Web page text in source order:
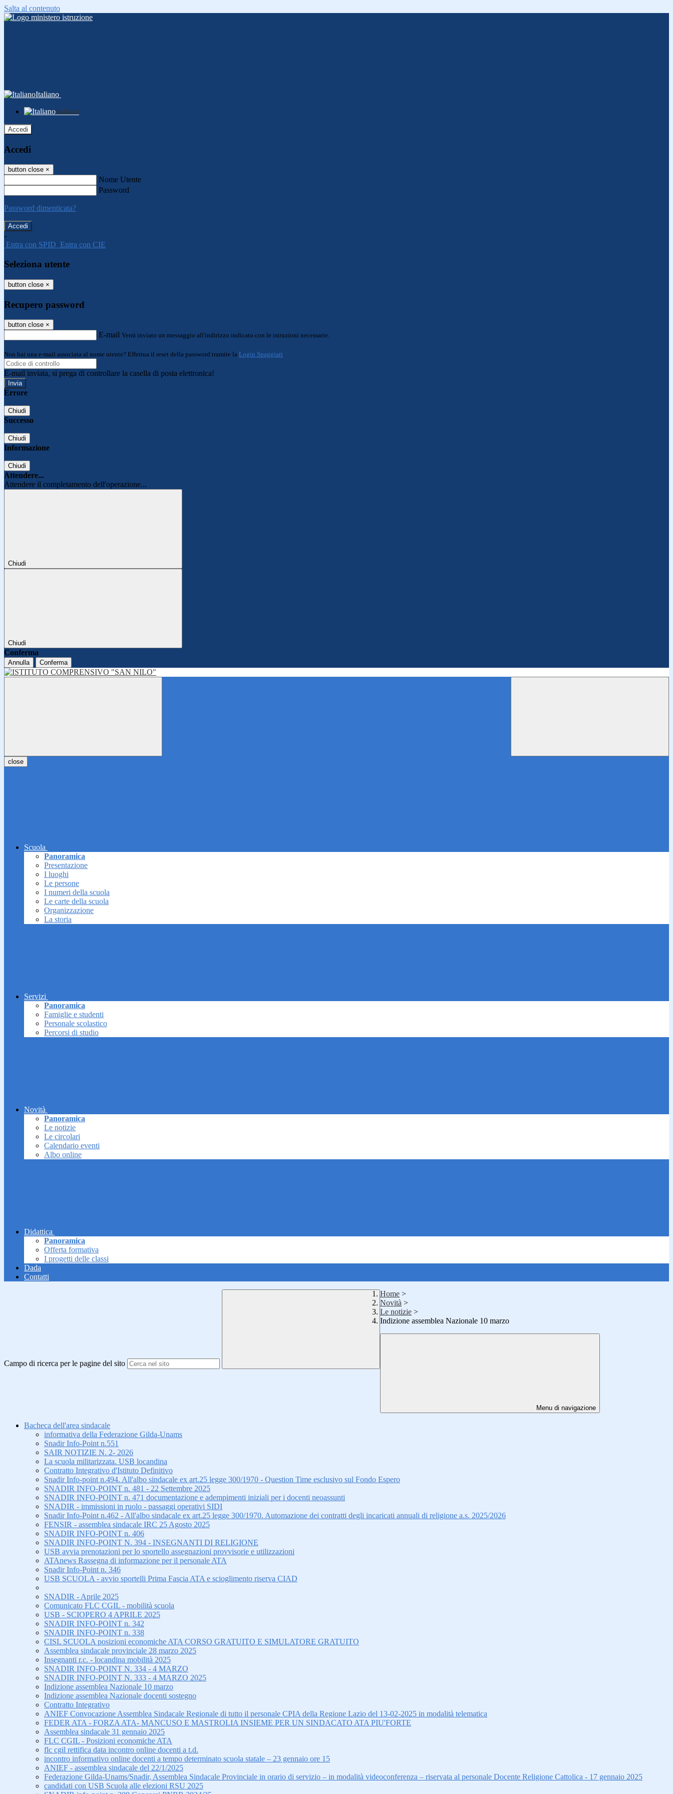
Salta al contenuto
Italiano
Italiano
Accedi
Accedi
button close ×
Nome Utente
Password
Password dimenticata?
-
Entra con SPID Entra con CIE
Seleziona utente
button close ×
Recupero password
button close ×
E-mail Verrà inviato un messaggio all'indirizzo indicato con le istruzioni necessarie.
Non hai una e-mail associata al nome utente? Effettua il reset della password tramite la Login Spaggiari
E-mail inviata, si prega di controllare la casella di posta elettronica!
Errore
Chiudi
Successo
Chiudi
Informazione
Chiudi
Attendere...
Attendere il completamento dell'operazione...
Chiudi
Chiudi
Conferma
Annulla Conferma
close
Scuola
Panoramica
Presentazione
I luoghi
Le persone
I numeri della scuola
Le carte della scuola
Organizzazione
La storia
Servizi
Panoramica
Famiglie e studenti
Personale scolastico
Percorsi di studio
Novità
Panoramica
Le notizie
Le circolari
Calendario eventi
Albo online
Didattica
Panoramica
Offerta formativa
I progetti delle classi
Dada
Contatti
Campo di ricerca per le pagine del sito
Home >
Novità >
Le notizie >
Indizione assemblea Nazionale 10 marzo
Menu di navigazione
Bacheca dell'area sindacale
informativa della Federazione Gilda-Unams
Snadir Info-Point n.551
SAIR NOTIZIE N. 2- 2026
La scuola militarizzata. USB locandina
Contratto Integrativo d'Istituto Definitivo
Snadir Info-point n.494. All'albo sindacale ex art.25 legge 300/1970 - Question Time esclusivo sul Fondo Espero
SNADIR INFO-POINT n. 481 - 22 Settembre 2025
SNADIR INFO-POINT n. 471 documentazione e adempimenti iniziali per i docenti neoassunti
SNADIR - immissioni in ruolo - passaggi operativi SIDI
Snadir Info-Point n.462 - All'albo sindacale ex art.25 legge 300/1970. Automazione dei contratti degli incaricati annuali di religione a.s. 2025/2026
FENSIR - assemblea sindacale IRC 25 Agosto 2025
SNADIR INFO-POINT n. 406
SNADIR INFO-POINT N. 394 - INSEGNANTI DI RELIGIONE
USB avvia prenotazioni per lo sportello assegnazioni provvisorie e utilizzazioni
ATAnews Rassegna di informazione per il personale ATA
Snadir Info-Point n. 346
USB SCUOLA - avvio sportelli Prima Fascia ATA e scioglimento riserva CIAD
SNADIR - Aprile 2025
Comunicato FLC CGIL - mobilità scuola
USB - SCIOPERO 4 APRILE 2025
SNADIR INFO-POINT n. 342
SNADIR INFO-POINT n. 338
CISL SCUOLA posizioni economiche ATA CORSO GRATUITO E SIMULATORE GRATUITO
Assemblea sindacale provinciale 28 marzo 2025
Insegnanti r.c. - locandina mobilità 2025
SNADIR INFO-POINT N. 334 - 4 MARZO
SNADIR INFO-POINT N. 333 - 4 MARZO 2025
Indizione assemblea Nazionale 10 marzo
Indizione assemblea Nazionale docenti sostegno
Contratto Integrativo
ANIEF Convocazione Assemblea Sindacale Regionale di tutto il personale CPIA della Regione Lazio del 13-02-2025 in modalità telematica
FEDER ATA - FORZA ATA- MANCUSO E MASTROLIA INSIEME PER UN SINDACATO ATA PIU'FORTE
Assemblea sindacale 31 gennaio 2025
FLC CGIL - Posizioni economiche ATA
flc cgil rettifica data incontro online docenti a t.d.
incontro informativo online docenti a tempo determinato scuola statale – 23 gennaio ore 15
ANIEF - assemblea sindacale del 22/1/2025
Federazione Gilda-Unams/Snadir, Assemblea Sindacale Provinciale in orario di servizio – in modalità videoconferenza – riservata al personale Docente Religione Cattolica - 17 gennaio 2025
candidati con USB Scuola alle elezioni RSU 2025